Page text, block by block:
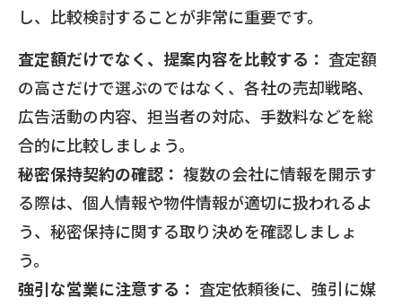
し、比較検討することが非常に重要です。
査定額だけでなく、提案内容を比較する： 査定額
の高さだけで選ぶのではなく、各社の売却戦略、
広告活動の内容、担当者の対応、手数料などを総
合的に比較しましょう。
秘密保持契約の確認： 複数の会社に情報を開示す
る際は、個人情報や物件情報が適切に扱われるよ
う、秘密保持に関する取り決めを確認しましょ
う。
強引な営業に注意する： 査定依頼後に、強引に媒